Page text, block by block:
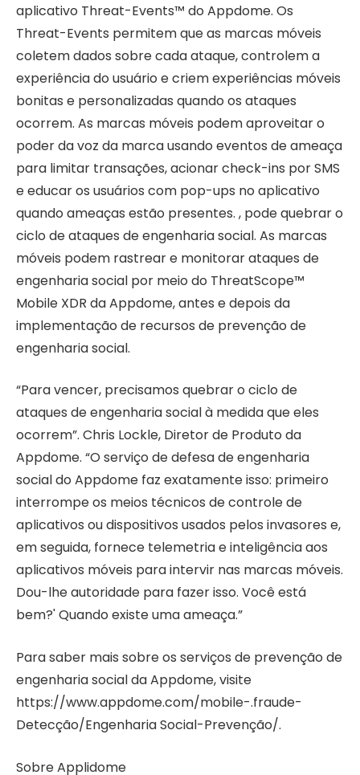
aplicativo Threat-Events™ do Appdome. Os
Threat-Events permitem que as marcas móveis
coletem dados sobre cada ataque, controlem a
experiência do usuário e criem experiências móveis
bonitas e personalizadas quando os ataques
ocorrem. As marcas móveis podem aproveitar o
poder da voz da marca usando eventos de ameaça
para limitar transações, acionar check-ins por SMS
e educar os usuários com pop-ups no aplicativo
quando ameaças estão presentes. , pode quebrar o
ciclo de ataques de engenharia social. As marcas
móveis podem rastrear e monitorar ataques de
engenharia social por meio do ThreatScope™
Mobile XDR da Appdome, antes e depois da
implementação de recursos de prevenção de
engenharia social.
“Para vencer, precisamos quebrar o ciclo de
ataques de engenharia social à medida que eles
ocorrem”. Chris Lockle, Diretor de Produto da
Appdome. “O serviço de defesa de engenharia
social do Appdome faz exatamente isso: primeiro
interrompe os meios técnicos de controle de
aplicativos ou dispositivos usados ​​pelos invasores e,
em seguida, fornece telemetria e inteligência aos
aplicativos móveis para intervir nas marcas móveis.
Dou-lhe autoridade para fazer isso. Você está
bem?' Quando existe uma ameaça.”
Para saber mais sobre os serviços de prevenção de
engenharia social da Appdome, visite
https://www.appdome.com/mobile-.fraude-
Detecção/Engenharia Social-Prevenção/.
Sobre Applidome